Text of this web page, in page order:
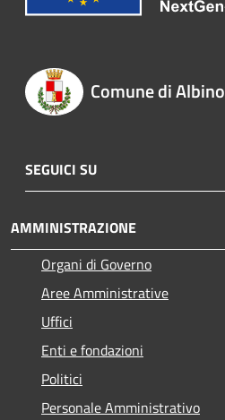
Comune di Albino
SEGUICI SU
AMMINISTRAZIONE
Organi di Governo
Aree Amministrative
Uffici
Enti e fondazioni
Politici
Personale Amministrativo